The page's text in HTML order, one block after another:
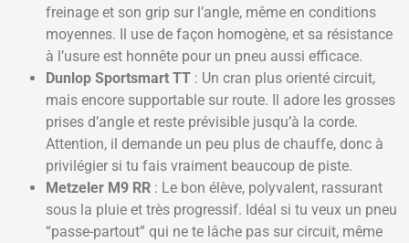
freinage et son grip sur l’angle, même en conditions
moyennes. Il use de façon homogène, et sa résistance
à l’usure est honnête pour un pneu aussi efficace.
Dunlop Sportsmart TT : Un cran plus orienté circuit,
mais encore supportable sur route. Il adore les grosses
prises d’angle et reste prévisible jusqu’à la corde.
Attention, il demande un peu plus de chauffe, donc à
privilégier si tu fais vraiment beaucoup de piste.
Metzeler M9 RR : Le bon élève, polyvalent, rassurant
sous la pluie et très progressif. Idéal si tu veux un pneu
“passe-partout” qui ne te lâche pas sur circuit, même